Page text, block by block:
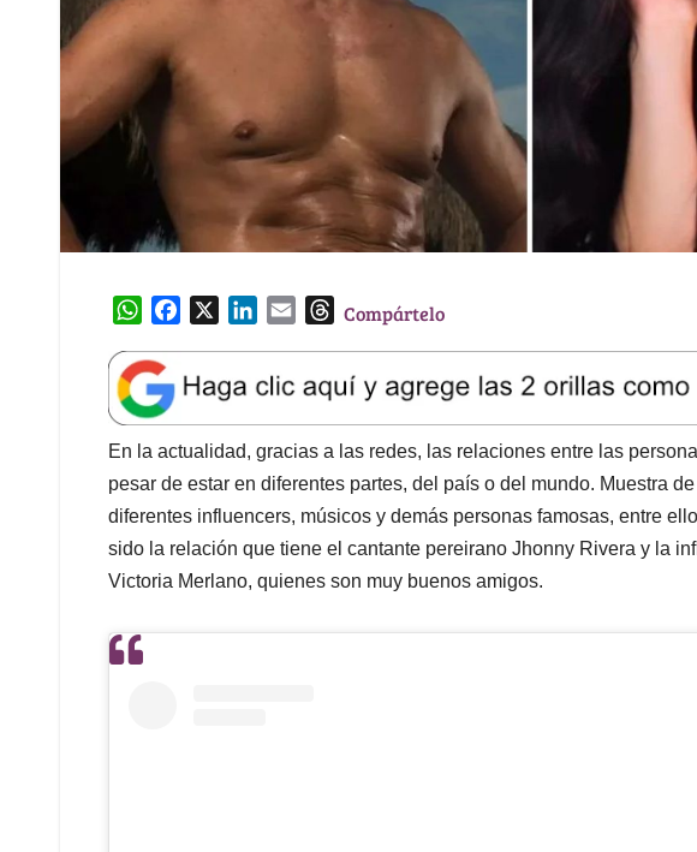
W
a
t
s
A
p
p
e
b
o
o
k
k
e
d
I
n
l
T
e
a
d
s
Compártelo
En la actualidad, gracias a las redes, las relaciones entre las
pesar de estar en diferentes partes, del país o del mundo. Muestra
diferentes influencers, músicos y demás personas famosas, entre
sido la relación que tiene el cantante pereirano Jhonny Rivera y la
Victoria Merlano, quienes son muy buenos amigos.